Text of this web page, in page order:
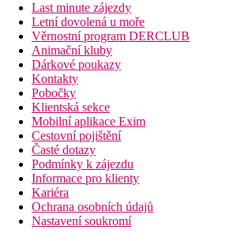
Last minute zájezdy
Letní dovolená u moře
Věrnostní program DERCLUB
Animační kluby
Dárkové poukazy
Kontakty
Pobočky
Klientská sekce
Mobilní aplikace Exim
Cestovní pojištění
Časté dotazy
Podmínky k zájezdu
Informace pro klienty
Kariéra
Ochrana osobních údajů
Nastavení soukromí